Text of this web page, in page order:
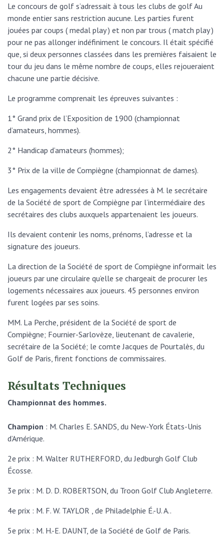
Le concours de golf s’adressait à tous les clubs de golf Au
monde entier sans restriction aucune. Les parties furent
jouées par coups ( medal play ) et non par trous ( match play )
pour ne pas allonger indéfiniment le concours. Il était spécifié
que, si deux personnes classées dans les premières faisaient le
tour du jeu dans le même nombre de coups, elles rejoueraient
chacune une partie décisive.
Le programme comprenait les épreuves suivantes :
1° Grand prix de l’Exposition de 1900 (championnat
d’amateurs, hommes).
2° Handicap d’amateurs (hommes);
3° Prix de la ville de Compiègne (championnat de dames).
Les engagements devaient être adressées à M. le secrétaire
de la Société de sport de Compiègne par l’intermédiaire des
secrétaires des clubs auxquels appartenaient les joueurs.
Ils devaient contenir les noms, prénoms, l’adresse et la
signature des joueurs.
La direction de la Société de sport de Compiègne informait les
joueurs par une circulaire qu’elle se chargeait de procurer les
logements nécessaires aux joueurs. 45 personnes environ
furent logées par ses soins.
MM. La Perche, président de la Société de sport de
Compiègne; Fournier-Sarlovèze, lieutenant de cavalerie,
secrétaire de la Société; le comte Jacques de Pourtalès, du
Golf de Paris, firent fonctions de commissaires.
Résultats Techniques
Championnat des hommes.
Champion : M. Charles E. SANDS, du New-York États-Unis
d’Amérique.
2e prix : M. Walter RUTHERFORD, du Jedburgh Golf Club
Écosse.
3e prix : M. D. D. ROBERTSON, du Troon Golf Club Angleterre.
4e prix : M. F. W. TAYLOR , de Philadelphie É.-U. A..
5e prix : M. H.-E. DAUNT, de la Société de Golf de Paris.